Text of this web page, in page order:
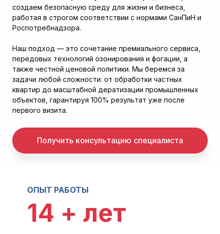
создаем безопасную среду для жизни и бизнеса,
работая в строгом соответствии с нормами СанПиН и
Роспотребнадзора.
Наш подход — это сочетание премиального сервиса,
передовых технологий озонирования и фогации, а
также честной ценовой политики. Мы беремся за
задачи любой сложности: от обработки частных
квартир до масштабной дератизации промышленных
объектов, гарантируя 100% результат уже после
первого визита.
Получить консультацию специалиста
ОПЫТ РАБОТЫ
14 + лет